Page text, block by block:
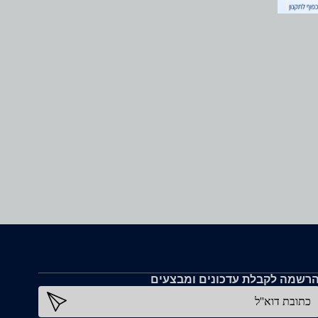
הרשמה לקבלת עדכונים ומבצעים
כתובת דוא''ל